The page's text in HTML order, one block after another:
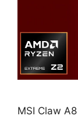
MSI Claw